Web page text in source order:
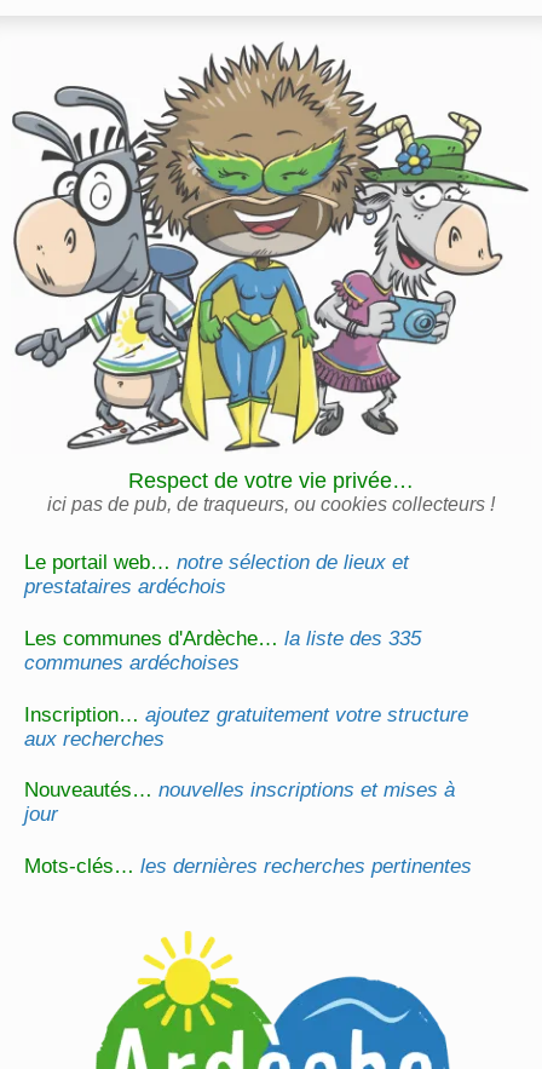
Le portail web…notre sélection de lieux et
prestataires ardéchois
Les communes d'Ardèche…la liste des 335
communes ardéchoises
Inscription…ajoutez gratuitement votre structure
aux recherches
Nouveautés…nouvelles inscriptions et mises à
jour
Mots-clés…les dernières recherches pertinentes
Respect de votre vie privée…
ici pas de pub, de traqueurs, ou cookies collecteurs !